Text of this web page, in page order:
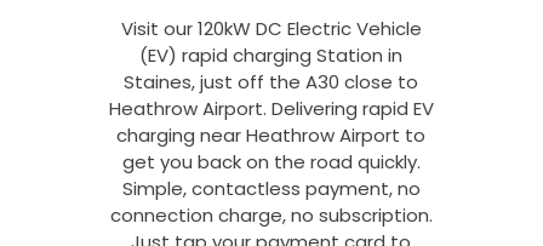
Visit our 120kW DC Electric Vehicle
(EV) rapid charging Station in
Staines, just off the A30 close to
Heathrow Airport. Delivering rapid EV
charging near Heathrow Airport to
get you back on the road quickly.
Simple, contactless payment, no
connection charge, no subscription.